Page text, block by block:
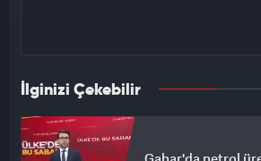
İlginizi Çekebilir